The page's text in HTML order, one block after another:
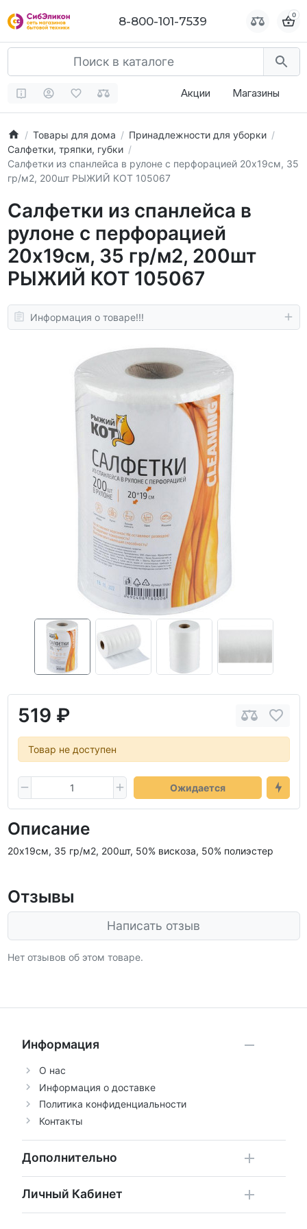
8-800-101-7539 0
Акции Магазины
Товары для дома
Принадлежности для уборки
Салфетки, тряпки, губки
Салфетки из спанлейса в рулоне с перфорацией 20х19см, 35
гр/м2, 200шт РЫЖИЙ КОТ 105067
Салфетки из спанлейса в
рулоне с перфорацией
20х19см, 35 гр/м2, 200шт
РЫЖИЙ КОТ 105067
Информация о товаре!!!
519 ₽
Товар не доступен
Ожидается
Описание
20х19см, 35 гр/м2, 200шт, 50% вискоза, 50% полиэстер
Отзывы
Написать отзыв
Нет отзывов об этом товаре.
Информация
О нас
Информация о доставке
Политика конфиденциальности
Контакты
Дополнительно
Личный Кабинет
8-800-101-7539 0